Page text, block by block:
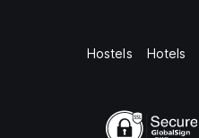
Hostels Hotels